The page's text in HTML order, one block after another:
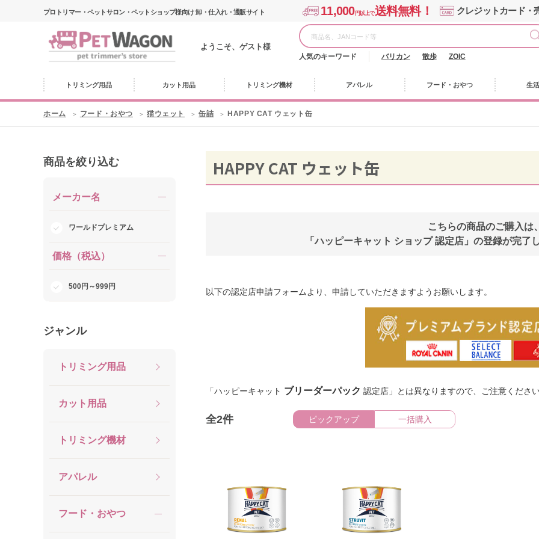
プロトリマー・ペットサロン・ペットショップ様向け 卸・仕入れ・通販サイト 11,000円以上で送料無料！ クレジットカード・
ようこそ、ゲスト様
人気のキーワード バリカン 散歩 ZOIC
トリミング用品 カット用品 トリミング機材 アパレル フード・おやつ 生
ホーム フード・おやつ 猫ウェット 缶詰 HAPPY CAT ウェット缶
商品を絞り込む
メーカー名
ワールドプレミアム
価格（税込）
500円～999円
ジャンル
トリミング用品
カット用品
トリミング機材
アパレル
フード・おやつ
HAPPY CAT ウェット缶
こちらの商品のご購入は
「ハッピーキャット ショップ 認定店」の登録が完了
以下の認定店申請フォームより、申請していただきますようお願いします。
「ハッピーキャット ブリーダーパック 認定店」とは異なりますので、ご注意くださ
全2件 ピックアップ 一括購入